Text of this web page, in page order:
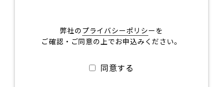
弊社のプライバシーポリシーを
ご確認・ご同意の上でお申込みください。
同意する